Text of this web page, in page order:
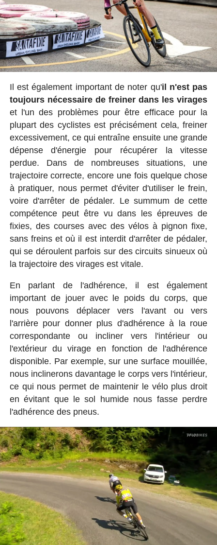
Il est également important de noter qu'il n'est pas
toujours nécessaire de freiner dans les virages
et l'un des problèmes pour être efficace pour la
plupart des cyclistes est précisément cela, freiner
excessivement, ce qui entraîne ensuite une grande
dépense d'énergie pour récupérer la vitesse
perdue. Dans de nombreuses situations, une
trajectoire correcte, encore une fois quelque chose
à pratiquer, nous permet d'éviter d'utiliser le frein,
voire d'arrêter de pédaler. Le summum de cette
compétence peut être vu dans les épreuves de
fixies, des courses avec des vélos à pignon fixe,
sans freins et où il est interdit d'arrêter de pédaler,
qui se déroulent parfois sur des circuits sinueux où
la trajectoire des virages est vitale.
En parlant de l'adhérence, il est également
important de jouer avec le poids du corps, que
nous pouvons déplacer vers l'avant ou vers
l'arrière pour donner plus d'adhérence à la roue
correspondante ou incliner vers l'intérieur ou
l'extérieur du virage en fonction de l'adhérence
disponible. Par exemple, sur une surface mouillée,
nous inclinerons davantage le corps vers l'intérieur,
ce qui nous permet de maintenir le vélo plus droit
en évitant que le sol humide nous fasse perdre
l'adhérence des pneus.